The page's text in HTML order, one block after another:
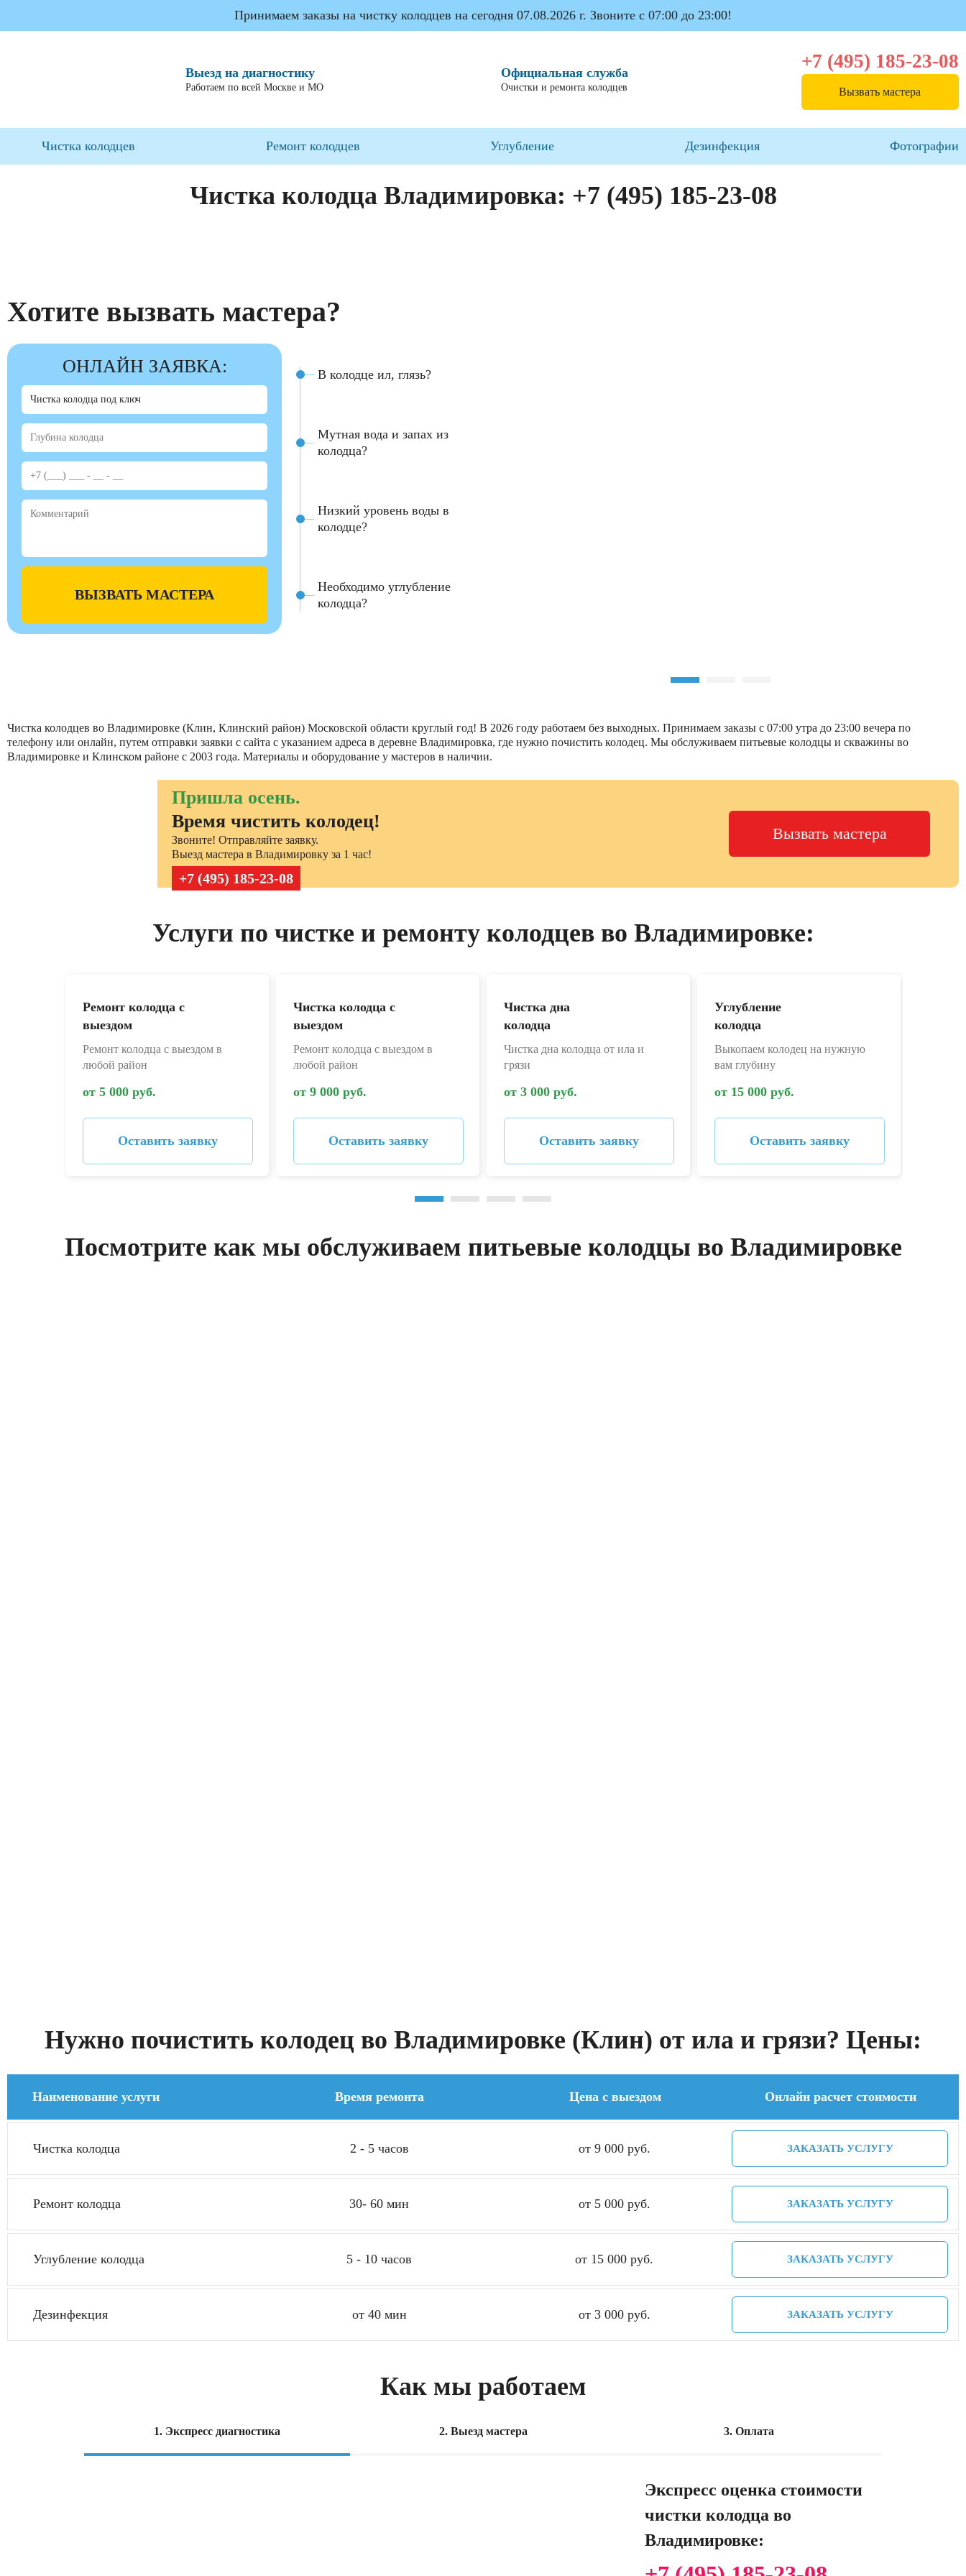
Принимаем заказы на чистку колодцев на сегодня 07.08.2026 г. Звоните с 07:00 до 23:00!
Выезд на диагностику
Работаем по всей Москве и МО
Официальная служба
Очистки и ремонта колодцев
+7 (495) 185-23-08
Вызвать мастера
Чистка колодцев Ремонт колодцев Углубление Дезинфекция Фотографии
Чистка колодца Владимировка: +7 (495) 185-23-08
Хотите вызвать мастера?
ОНЛАЙН ЗАЯВКА:
ВЫЗВАТЬ МАСТЕРА
В колодце ил, глязь?
Мутная вода и запах из
колодца?
Низкий уровень воды в
колодце?
Необходимо углубление
колодца?
Чистка колодцев во Владимировке (Клин, Клинский район) Московской области круглый год! В 2026 году работаем без выходных. Принимаем заказы с 07:00 утра до 23:00 вечера по
телефону или онлайн, путем отправки заявки с сайта с указанием адреса в деревне Владимировка, где нужно почистить колодец. Мы обслуживаем питьевые колодцы и скважины во
Владимировке и Клинском районе с 2003 года. Материалы и оборудование у мастеров в наличии.
Пришла осень.
Время чистить колодец!
Звоните! Отправляйте заявку.
Выезд мастера в Владимировку за 1 час!
+7 (495) 185-23-08
Вызвать мастера
Услуги по чистке и ремонту колодцев во Владимировке:
Ремонт колодца с
выездом
Ремонт колодца с выездом в
любой район
от 5 000 руб.
Оставить заявку
Чистка колодца с
выездом
Ремонт колодца с выездом в
любой район
от 9 000 руб.
Оставить заявку
Чистка дна
колодца
Чистка дна колодца от ила и
грязи
от 3 000 руб.
Оставить заявку
Углубление
колодца
Выкопаем колодец на нужную
вам глубину
от 15 000 руб.
Оставить заявку
Посмотрите как мы обслуживаем питьевые колодцы во Владимировке
Нужно почистить колодец во Владимировке (Клин) от ила и грязи? Цены:
Наименование услуги Время ремонта Цена с выездом Онлайн расчет стоимости
Чистка колодца 2 - 5 часов от 9 000 руб. ЗАКАЗАТЬ УСЛУГУ
Ремонт колодца 30- 60 мин от 5 000 руб. ЗАКАЗАТЬ УСЛУГУ
Углубление колодца 5 - 10 часов от 15 000 руб. ЗАКАЗАТЬ УСЛУГУ
Дезинфекция от 40 мин от 3 000 руб. ЗАКАЗАТЬ УСЛУГУ
Как мы работаем
1. Экспресс диагностика 2. Выезд мастера 3. Оплата
Экспресс оценка стоимости
чистки колодца во
Владимировке: